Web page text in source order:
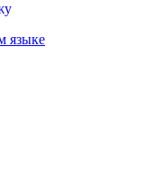
языке